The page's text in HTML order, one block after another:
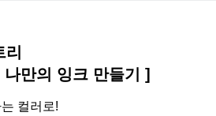
만의 잉크 만들기 ]
컬러로!